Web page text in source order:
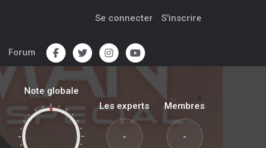
Se connecter S'inscrire
Forum
Note globale
Les experts
-
Membres
-